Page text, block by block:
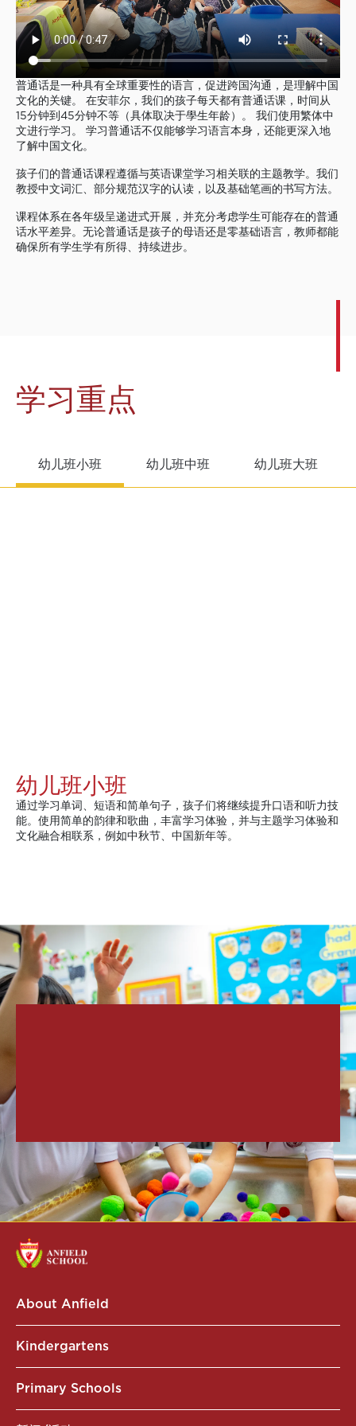
普通话是一种具有全球重要性的语言，促进跨国沟通，是理解中国
文化的关键。 在安菲尔，我们的孩子每天都有普通话课，时间从
15分钟到45分钟不等（具体取决于學生年龄）。 我们使用繁体中
文进行学习。 学习普通话不仅能够学习语言本身，还能更深入地
了解中国文化。
孩子们的普通话课程遵循与英语课堂学习相关联的主题教学。我们
教授中文词汇、部分规范汉字的认读，以及基础笔画的书写方法。
课程体系在各年级呈递进式开展，并充分考虑学生可能存在的普通
话水平差异。无论普通话是孩子的母语还是零基础语言，教师都能
确保所有学生学有所得、持续进步。
学习重点
幼儿班小班 幼儿班中班 幼儿班大班
幼儿班小班
通过学习单词、短语和简单句子，孩子们将继续提升口语和听力技
能。使用简单的韵律和歌曲，丰富学习体验，并与主题学习体验和
文化融合相联系，例如中秋节、中国新年等。
About Anfield
Kindergartens
Primary Schools